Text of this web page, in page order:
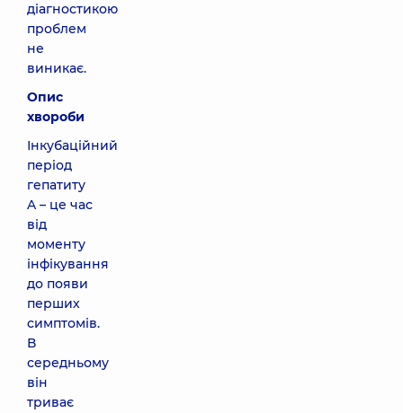
діагностикою
проблем
не
виникає.
Опис
хвороби
Інкубаційний
період
гепатиту
A – це час
від
моменту
інфікування
до появи
перших
симптомів.
В
середньому
він
триває